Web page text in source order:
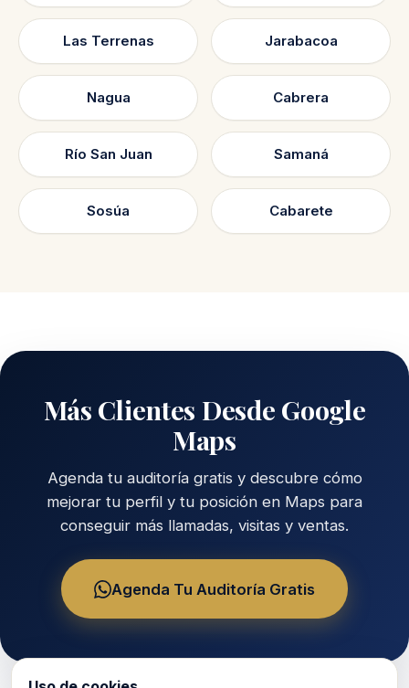
Las Terrenas Jarabacoa
Nagua Cabrera
Río San Juan Samaná
Sosúa Cabarete
Más Clientes Desde Google
Maps
Agenda tu auditoría gratis y descubre cómo
mejorar tu perfil y tu posición en Maps para
conseguir más llamadas, visitas y ventas.
Agenda Tu Auditoría Gratis